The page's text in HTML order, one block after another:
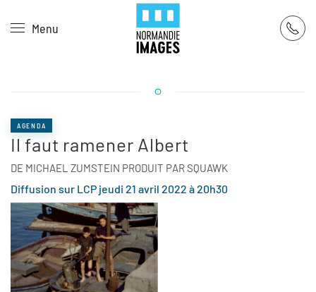
Skip to main content
Menu
AGENDA
Il faut ramener Albert
DE MICHAEL ZUMSTEIN PRODUIT PAR SQUAWK
Diffusion sur LCP jeudi 21 avril 2022 à 20h30
Panneau de gestion des cookies